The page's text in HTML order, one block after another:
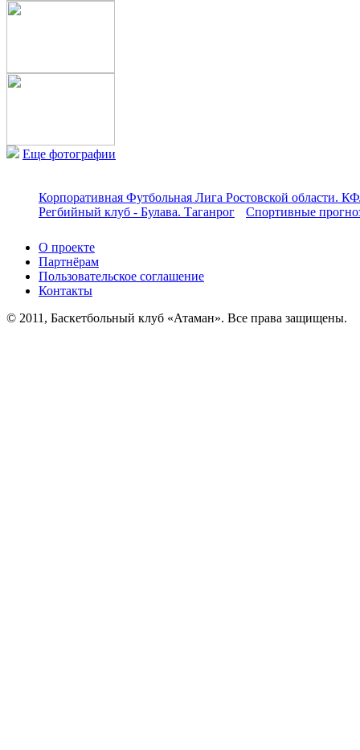
Еще фотографии
Корпоративная Футбольная Лига Ростовской области.
Регбийный клуб - Булава. Таганрог
Спортивные
О проекте
Партнёрам
Пользовательское соглашение
Контакты
© 2011, Баскетбольный клуб «Атаман». Все права защищены.